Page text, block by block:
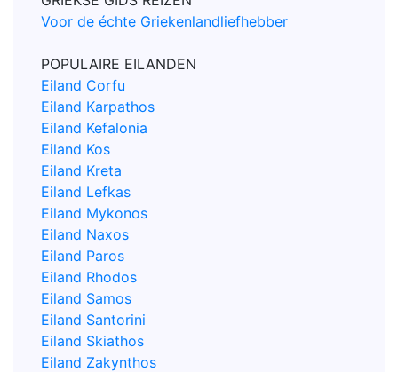
Voor de échte Griekenlandliefhebber
POPULAIRE EILANDEN
Eiland Corfu
Eiland Karpathos
Eiland Kefalonia
Eiland Kos
Eiland Kreta
Eiland Lefkas
Eiland Mykonos
Eiland Naxos
Eiland Paros
Eiland Rhodos
Eiland Samos
Eiland Santorini
Eiland Skiathos
Eiland Zakynthos